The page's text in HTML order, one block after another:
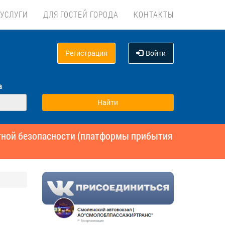
УСЛУГИ ДЛЯ ГОСТЕЙ ГОРОДА КОНТАКТЫ
Регистрация Войти
безопасности (платформы прибытия